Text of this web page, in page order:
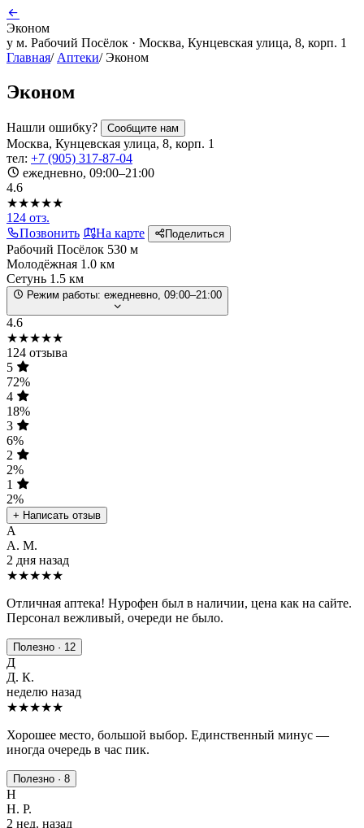
Эконом
у м. Рабочий Посёлок · Москва, Кунцевская улица, 8, корп. 1
Главная/ Аптеки/ Эконом
Эконом
Нашли ошибку? Сообщите нам
Москва, Кунцевская улица, 8, корп. 1
тел: +7 (905) 317-87-04
ежедневно, 09:00–21:00
4.6
★★★★★
124 отз.
Позвонить
На карте Поделиться
Рабочий Посёлок 530 м
Молодёжная 1.0 км
Сетунь 1.5 км
Режим работы: ежедневно, 09:00–21:00
4.6
★★★★★
124 отзыва
5
72%
4
18%
3
6%
2
2%
1
2%
+ Написать отзыв
А
А. М.
2 дня назад
★★★★★
Отличная аптека! Нурофен был в наличии, цена как на сайте.
Персонал вежливый, очереди не было.
Полезно · 12
Д
Д. К.
неделю назад
★★★★★
Хорошее место, большой выбор. Единственный минус —
иногда очередь в час пик.
Полезно · 8
Н
Н. Р.
2 нед. назад